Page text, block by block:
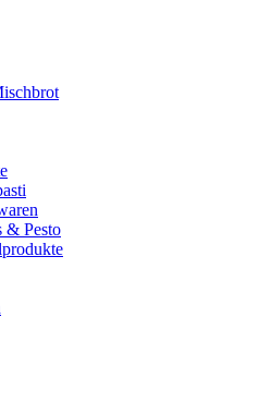
& Pesto